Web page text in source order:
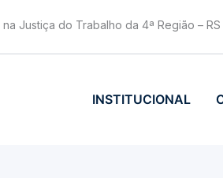
Justiça do Trabalho da 4ª Região – RS
INSTITUCIONAL